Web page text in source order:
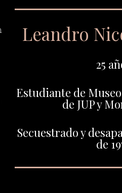
Leandro
25
Estudiante de
de JUP y
Secuestrado y
de